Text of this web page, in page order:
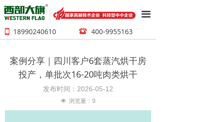
끀
뀰 400-9955163
넓 18990240610
案例分享｜四川客户6套蒸汽烘干房
投产，单批次16-20吨肉类烘干
发布时间： 2026-05-12
넶 浏览量： 9